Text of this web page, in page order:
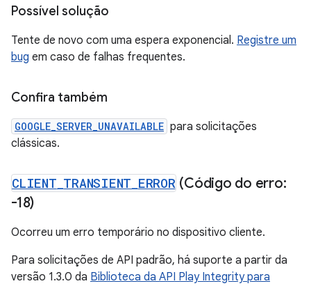
Possível solução
Tente de novo com uma espera exponencial. Registre um
bug em caso de falhas frequentes.
Confira também
GOOGLE_SERVER_UNAVAILABLE para solicitações
clássicas.
CLIENT TRANSIENT ERROR (Código do erro:
-18)
Ocorreu um erro temporário no dispositivo cliente.
Para solicitações de API padrão, há suporte a partir da
versão 1.3.0 da Biblioteca da API Play Integrity para